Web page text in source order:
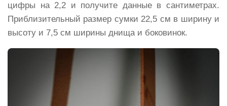
цифры на 2,2 и получите данные в сантиметрах.
Приблизительный размер сумки 22,5 см в ширину и
высоту и 7,5 см ширины днища и боковинок.